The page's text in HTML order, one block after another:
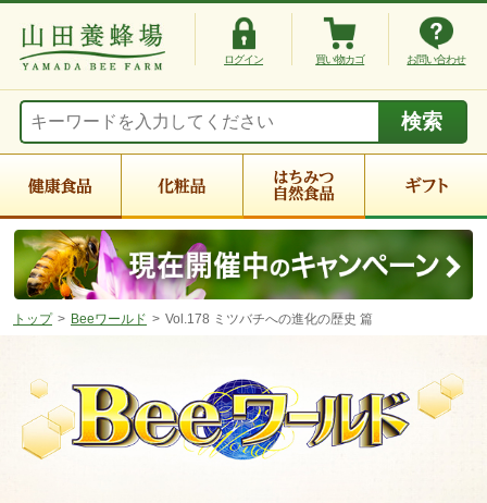
ログイン 買い物カゴ お問い合わせ
トップ Beeワールド Vol.178 ミツバチへの進化の歴史 篇